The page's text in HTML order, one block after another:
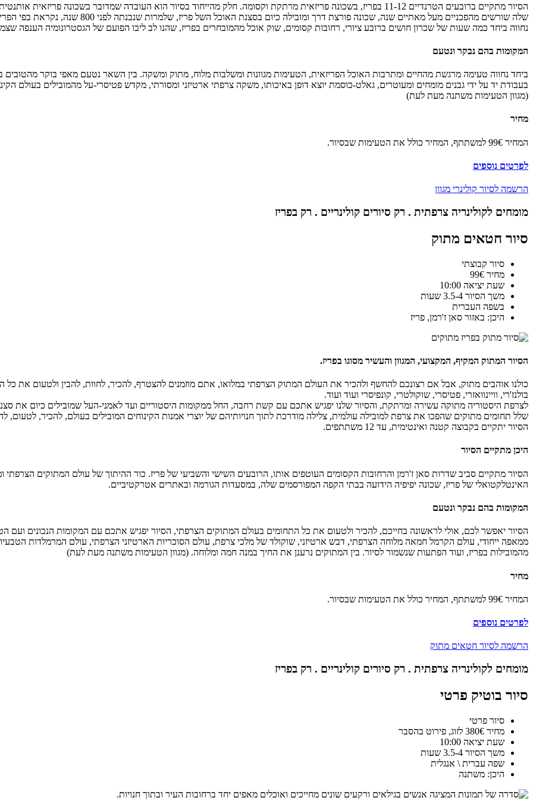
הסיור מתקיים ברובעים הטרנדיים 11-12 בפריז, בשכונה פריזאית מרתקת וקסומה. חלק מהייחוד בסיור הוא העובדה שמדובר
שלה שורשים מהפכניים מעל מאתיים שנה, שכונה פורצת דרך ומובילה כיום בסצנת האוכל השל פריז, שלמרות שנבנתה לפני 800 שנה, נקראת בפי הפריזאים "פריז החדשה", ולא בכדי.
נחווה ביחד כמה שעות של שכרון חושים ברובע ציורי, רחובות קסומים, שוק אוכל מהמובחרים בפריז, שהנו לב ליבו הפועם של הגסטרונומיה הענפה
המקומות בהם נבקר ונטעם
ביחד נחווה טעימה מרגשת מהחיים ומתרבות האוכל הפריזאית, הטעימות מגוונות ומשלבות מלוח, מתוק ומשקה. בין השאר נטעם מאפי בוקר מהטובים
בעבודת יד על ידי גבנים מומחים ומעוטרים, גאלט-כוסמת יוצא דופן באיכותו, משקה צרפתי ארטיזני ומסורתי, מקדש פטיסרי-על מהמובילים בעולם
(מגוון הטעימות משתנה מעת לעת)
מחיר
המחיר 99€ למשתתף, המחיר כולל את הטעימות שבסיור.
לפרטים נוספים
הרשמה לסיור קולינרי מגוון
מומחים לקולינריה צרפתית . רק סיורים קולינריים . רק בפריז
סיור חטאים מתוק
סיור קבוצתי
מחיר 99€
שעת יציאה 10:00
משך הסיור 3.5-4 שעות
בשפה העברית
היכן: באזור סאן ז'רמן, פריז
הסיור המתוק המקיף, המקצועי, המגוון והעשיר מסוגו בפריז.
כולנו אוהבים מתוק, אבל אם רצונכם להחשף ולהכיר את העולם המתוק הצרפתי במלואו, אתם מוזמנים להצטרף, להכיר, לחוות, להבין ולטעום את
בולנז'רי, וויינוואזרי, פטיסרי, שוקולטרי, קונפיסרי ועוד ועוד.
לצרפת היסטוריה מתוקה עשירה ומרתקת, והסיור שלנו יפגיש אתכם עם קשת רחבה, החל ממקומות היסטוריים ועד לאמני-העל שמובילים כיום את
שלל תחומים מתוקים שהפכו את צרפת למובילה עולמית, צלילה מודרכת לתוך חנויותיהם של יוצרי אמנות הקינוחים המובילים בעולם, להכיר, לטעום,
הסיור יתקיים בקבוצה קטנה ואינטימית, עד 12 משתתפים.
היכן מתקיים הסיור
הסיור מתקיים סביב שדרות סאן ז'רמן והרחובות הקסומים העוטפים אותו, הרובעים השישי והשביעי של פריז. כור ההיתוך של עולם המתוקים
האינטלקטואלי של פריז, שכונה יפיפיה הידועה בבתי הקפה המפורסמים שלה, במסעדות הגורמה ובאתרים אטרקטיביים.
המקומות בהם נבקר ונטעם
הסיור יאפשר לכם, אולי לראשונה בחייכם, להכיר ולטעום את כל התחומים בעולם המתוקים הצרפתי, הסיור יפגיש אתכם עם המקומות הנכונים ועם
ממאפה ייחודי, עולם הקרמל חמאה מלוחה הצרפתי, דבש ארטיזני, שוקולד של מלכי צרפת, עולם הסוכריות הארטיזני הצרפתי, עולם המרמלדות
מהמובילות בפריז, ועוד הפתעות שנשמור לסיור. בין המתוקים נרענן את החיך במנה חמה ומלוחה. (מגוון הטעימות משתנה מעת לעת)
מחיר
המחיר 99€ למשתתף, המחיר כולל את הטעימות שבסיור.
לפרטים נוספים
הרשמה לסיור חטאים מתוק
מומחים לקולינריה צרפתית . רק סיורים קולינריים . רק בפריז
סיור בוטיק פרטי
סיור פרטי
מחיר 380€ לזוג, פירוט בהסבר
שעת יציאה 10:00
משך הסיור 3.5-4 שעות
שפה עברית \ אנגלית
היכן: משתנה